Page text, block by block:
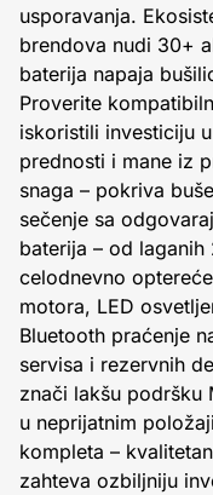
usporavanja.
brendova nudi 30+
baterija napaja
Proverite
iskoristili investiciju
prednosti i mane iz
snaga – pokriva
sečenje sa
baterija – od
celodnevno
motora, LED
Bluetooth praćenje
servisa i rezervnih
znači lakšu podršku
u neprijatnim
kompleta –
zahteva ozbiljniju